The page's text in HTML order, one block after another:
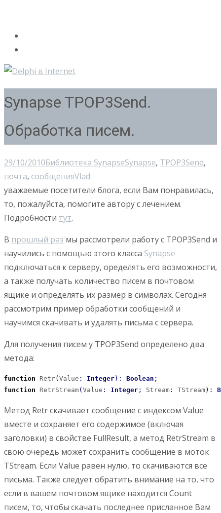
Synapse TPOP3Send.
Обработка писем.
29/10/2010Библиотека SynapseSynapse, TPOP3Send,
почта, сообщенияVlad
уважаемые посетители блога, если Вам понравилась,
то, пожалуйста, помогите автору с лечением.
Подробности тут.
В прошлый раз мы рассмотрели работу с TPOP3Send и
научились с помощью этого класса Synapse
подключаться к серверу, оределять его возможности,
а также получать количество писем в почтовом
ящике и определять их размер в символах. Сегодня
рассмотрим пример обработки сообщений и
научимся скачивать и удалять письма с сервера.
Для получения писем у TPOP3Send определено два
метода:
function Retr( Value : Integer) : Boolean ;
function RetrStream( Value : Integer ; Stream : TStream) :
Метод Retr скачивает сообщение с индексом Value
вместе и сохраняет его содержимое (включая
заголовки) в свойстве FullResult, а метод RetrStream в
свою очередь может сохранить сообщение в моток
TStream. Если Value равен нулю, то скачиваются все
письма. Также следует обратить внимание на то, что
если в вашем почтовом ящике находится Count
писем, то, чтобы скачать последнее присланное Вам